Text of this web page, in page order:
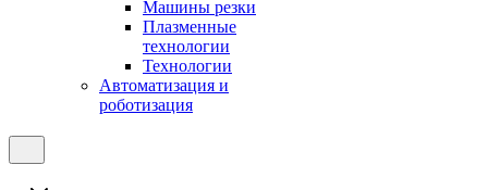
Машины резки
Плазменные
технологии
Технологии
Автоматизация и
роботизация